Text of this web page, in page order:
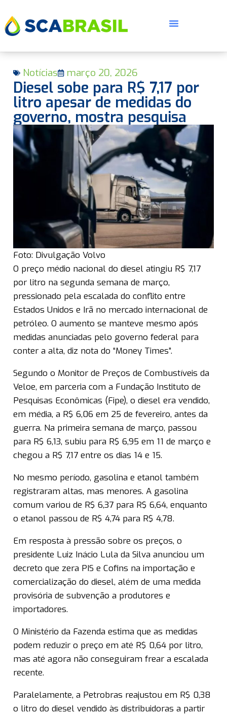
Notícias março 20, 2026
Diesel sobe para R$ 7,17 por
litro apesar de medidas do
governo, mostra pesquisa
Foto: Divulgação Volvo
O preço médio nacional do diesel atingiu R$ 7,17
por litro na segunda semana de março,
pressionado pela escalada do conflito entre
Estados Unidos e Irã no mercado internacional de
petróleo. O aumento se manteve mesmo após
medidas anunciadas pelo governo federal para
conter a alta, diz nota do “Money Times”.
Segundo o Monitor de Preços de Combustíveis da
Veloe, em parceria com a Fundação Instituto de
Pesquisas Econômicas (Fipe), o diesel era vendido,
em média, a R$ 6,06 em 25 de fevereiro, antes da
guerra. Na primeira semana de março, passou
para R$ 6,13, subiu para R$ 6,95 em 11 de março e
chegou a R$ 7,17 entre os dias 14 e 15.
No mesmo período, gasolina e etanol também
registraram altas, mas menores. A gasolina
comum variou de R$ 6,37 para R$ 6,64, enquanto
o etanol passou de R$ 4,74 para R$ 4,78.
Em resposta à pressão sobre os preços, o
presidente Luiz Inácio Lula da Silva anunciou um
decreto que zera PIS e Cofins na importação e
comercialização do diesel, além de uma medida
provisória de subvenção a produtores e
importadores.
O Ministério da Fazenda estima que as medidas
podem reduzir o preço em até R$ 0,64 por litro,
mas até agora não conseguiram frear a escalada
recente.
Paralelamente, a Petrobras reajustou em R$ 0,38
o litro do diesel vendido às distribuidoras a partir